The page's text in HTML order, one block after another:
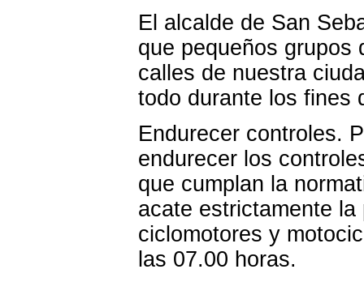
El alcalde de San
que pequeños grupos
calles de nuestra
todo durante los fines
Endurecer controles.
endurecer los
que cumplan la
acate estrictamente
ciclomotores y
las 07.00 horas.